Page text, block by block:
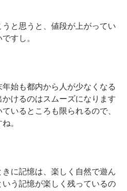
と思うと、値段が上がってい
すし。
始も都内から人が少なくなる
けるのはスムーズになります
いるところも限られるので、
。
に記憶は、楽しく自然で遊ん
う記憶が楽しく残っているの